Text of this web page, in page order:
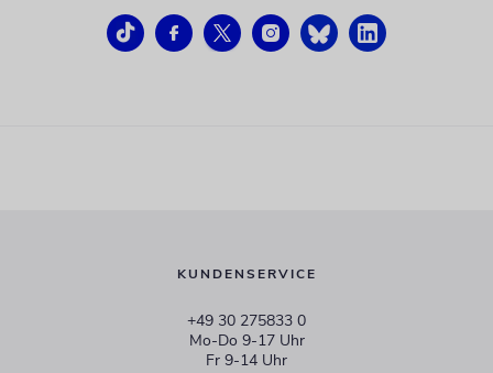
KUNDENSERVICE
+49 30 275833 0
Mo-Do 9-17 Uhr
Fr 9-14 Uhr